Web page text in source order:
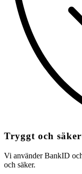
Tryggt och
Vi använder BankID
och säker.